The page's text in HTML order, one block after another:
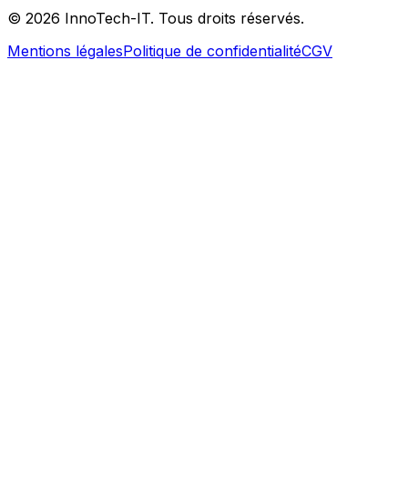
© 2026 InnoTech-IT. Tous droits réservés.
Mentions légalesPolitique de confidentialitéCGV